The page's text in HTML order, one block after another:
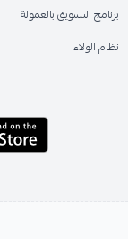
برنامج التسويق بالعمولة
نظام الولاء